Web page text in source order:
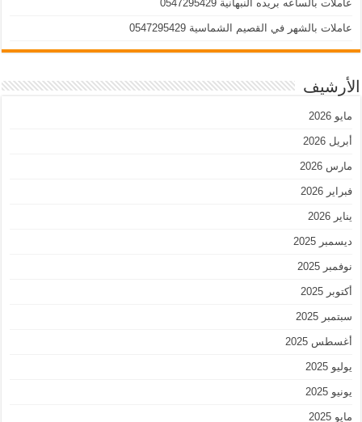
عاملات بالساعه بريده النبهانية 0547295429
عاملات بالشهر في القصيم الشماسية 0547295429
الأرشيف
مايو 2026
أبريل 2026
مارس 2026
فبراير 2026
يناير 2026
ديسمبر 2025
نوفمبر 2025
أكتوبر 2025
سبتمبر 2025
أغسطس 2025
يوليو 2025
يونيو 2025
مايو 2025